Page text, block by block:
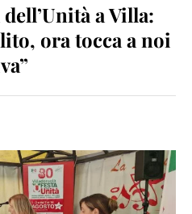
a Villa:
ora tocca a noi